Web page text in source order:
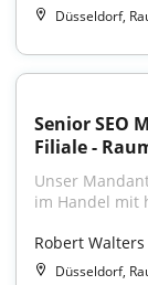
Düsseldorf,
Senior SEO
Filiale -
Unser
im Handel mit
Robert
Düsseldorf,